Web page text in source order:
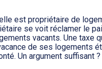
patrimoine
tableau de bord :
est propriétaire de
se voit réclamer le
vacants. Une taxe
de ses logements
Un argument suffisant